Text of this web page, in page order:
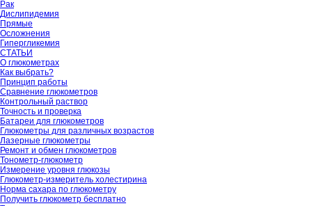
Рак
Дислипидемия
Прямые
Осложнения
Гипергликемия
СТАТЬИ
О глюкометрах
Как выбрать?
Принцип работы
Сравнение глюкометров
Контрольный раствор
Точность и проверка
Батареи для глюкометров
Глюкометры для различных возрастов
Лазерные глюкометры
Ремонт и обмен глюкометров
Тонометр-глюкометр
Измерение уровня глюкозы
Глюкометр-измеритель холестирина
Норма сахара по глюкометру
Получить глюкометр бесплатно